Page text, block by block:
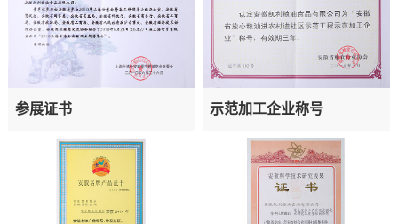
参展证书 示范加工企业称号